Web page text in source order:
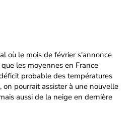
où le mois de février s'annonce
les moyennes en France
probable des températures
on pourrait assister à une nouvelle
aussi de la neige en dernière